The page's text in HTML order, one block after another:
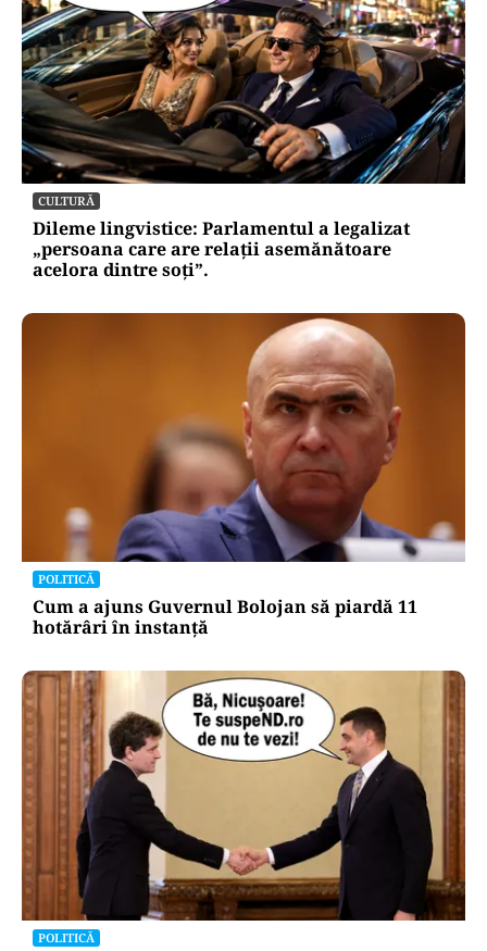
CULTURĂ
Dileme lingvistice: Parlamentul a legalizat
„persoana care are relații asemănătoare
acelora dintre soți”.
POLITICĂ
Cum a ajuns Guvernul Bolojan să piardă 11
hotărâri în instanță
POLITICĂ